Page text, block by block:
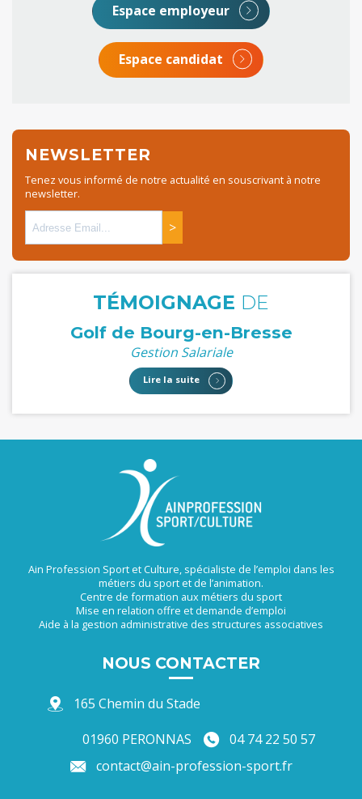
Espace employeur
Espace candidat
NEWSLETTER
Tenez vous informé de notre actualité en souscrivant à notre
newsletter.
>
TÉMOIGNAGE DE
Golf de Bourg-en-Bresse
Gestion Salariale
Lire la suite
Ain Profession Sport et Culture, spécialiste de l’emploi dans les
métiers du sport et de l’animation.
Centre de formation aux métiers du sport
Mise en relation offre et demande d’emploi
Aide à la gestion administrative des structures associatives
NOUS CONTACTER
165 Chemin du Stade
01960 PERONNAS
04 74 22 50 57
contact@ain-profession-sport.fr